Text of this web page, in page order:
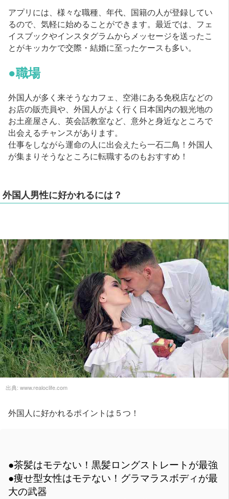
アプリには、様々な職種、年代、国籍の人が登録してい
るので、気軽に始めることができます。最近では、フェ
イスブックやインスタグラムからメッセージを送ったこ
とがキッカケで交際・結婚に至ったケースも多い。
●職場
外国人が多く来そうなカフェ、空港にある免税店などの
お店の販売員や、外国人がよく行く日本国内の観光地の
お土産屋さん、英会話教室など、意外と身近なところで
出会えるチャンスがあります。
仕事をしながら運命の人に出会えたら一石二鳥！外国人
が集まりそうなところに転職するのもおすすめ！
外国人男性に好かれるには？
出典: www.realoclife.com
外国人に好かれるポイントは５つ！
●茶髪はモテない！黒髪ロングストレートが最強
●痩せ型女性はモテない！グラマラスボディが最
大の武器